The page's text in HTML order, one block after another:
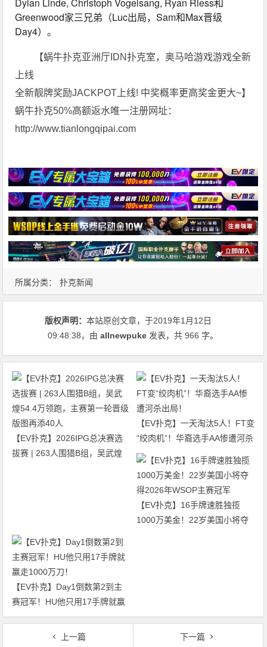
Dylan Linde, Christoph Vogelsang, Ryan Riess和
Greenwood家三兄弟（Luc出局，Sam和Max晋级
Day4）。
【蜗牛扑克亚洲厅IDN扑克室，奥马哈游戏游戏全新
上线
全新靓牌奖励JACKPOT上线! 中奖概率更高奖金更大~】
蜗牛扑克50%高额返水唯一注册网址：
http://www.tianlongqipai.com
所属分类： 扑克新闻
版权声明：本站原创文章，于2019年1月12日
09:48:38，由allnewpuke 发表，共 966 字。
【EV扑克】2026IPG总决赛选
拔赛 | 263人围猎B组，吴武煌
【EV扑克】一天淘汰5人！FT变
“绞肉机”！华裔选手AA惨遭河杀
出局！
【EV扑克】16手牌速胜独揽
1000万美金！22岁美国小将夺
【EV扑克】Day1倒数第2到主
赛冠军！HU他只用17手牌就赢
走1000万刀！
上一篇
下一篇